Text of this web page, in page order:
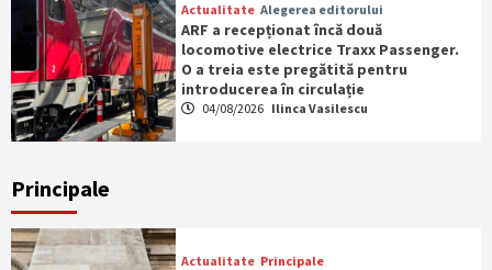
Actualitate Alegerea editorului
ARF a recepționat încă două
locomotive electrice Traxx Passenger.
O a treia este pregătită pentru
introducerea în circulație
04/08/2026 Ilinca Vasilescu
Principale
Actualitate Principale